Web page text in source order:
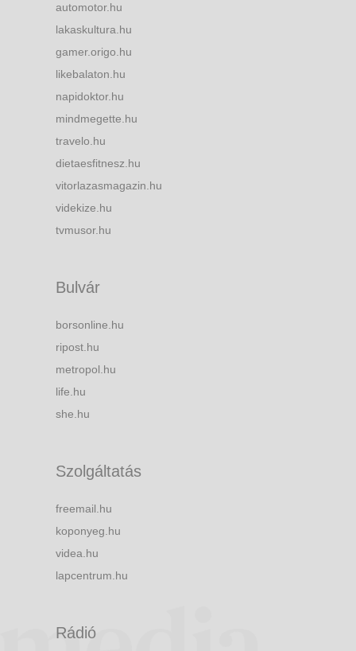
automotor.hu
lakaskultura.hu
gamer.origo.hu
likebalaton.hu
napidoktor.hu
mindmegette.hu
travelo.hu
dietaesfitnesz.hu
vitorlazasmagazin.hu
videkize.hu
tvmusor.hu
Bulvár
borsonline.hu
ripost.hu
metropol.hu
life.hu
she.hu
Szolgáltatás
freemail.hu
koponyeg.hu
videa.hu
lapcentrum.hu
Rádió